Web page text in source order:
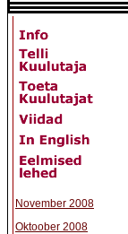
November 2008
Oktoober 2008